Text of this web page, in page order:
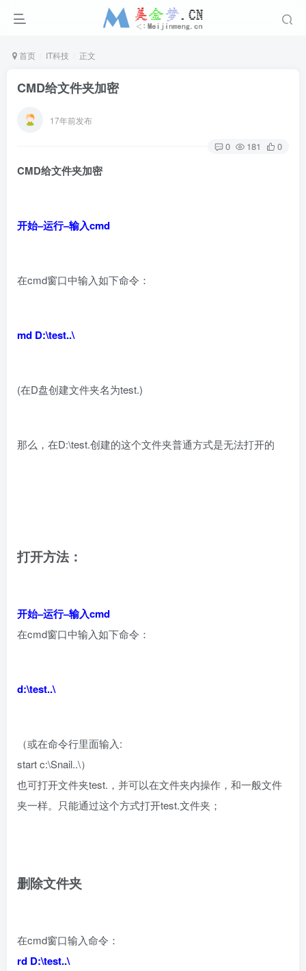
首页 IT科技 正文
CMD给文件夹加密
17年前发布
0 181 0
CMD给文件夹加密
开始–运行–输入cmd
在cmd窗口中输入如下命令：
md D:\test..\
(在D盘创建文件夹名为test.)
那么，在D:\test.创建的这个文件夹普通方式是无法打开的
打开方法：
开始–运行–输入cmd
在cmd窗口中输入如下命令：
d:\test..\
（或在命令行里面输入:
start c:\Snail..\）
也可打开文件夹test.，并可以在文件夹内操作，和一般文件
夹一样。只能通过这个方式打开test.文件夹；
删除文件夹
在cmd窗口输入命令：
rd D:\test..\